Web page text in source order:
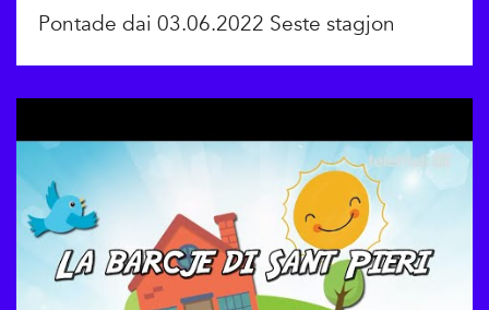
Pontade dai 03.06.2022 Seste stagjon